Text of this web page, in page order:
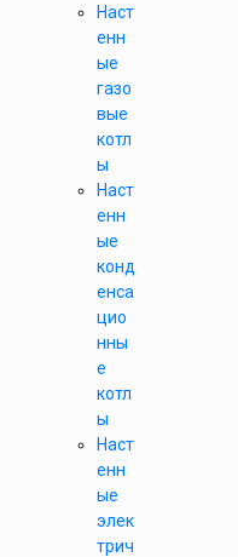
Наст
енн
ые
газо
вые
котл
ы
Наст
енн
ые
конд
енса
цио
нны
е
котл
ы
Наст
енн
ые
элек
трич